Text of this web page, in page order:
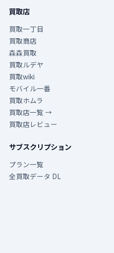
買取店
買取一丁目
買取商店
森森買取
買取ルデヤ
買取wiki
モバイル一番
買取ホムラ
買取店一覧 →
買取店レビュー
サブスクリプション
プラン一覧
全買取データ DL